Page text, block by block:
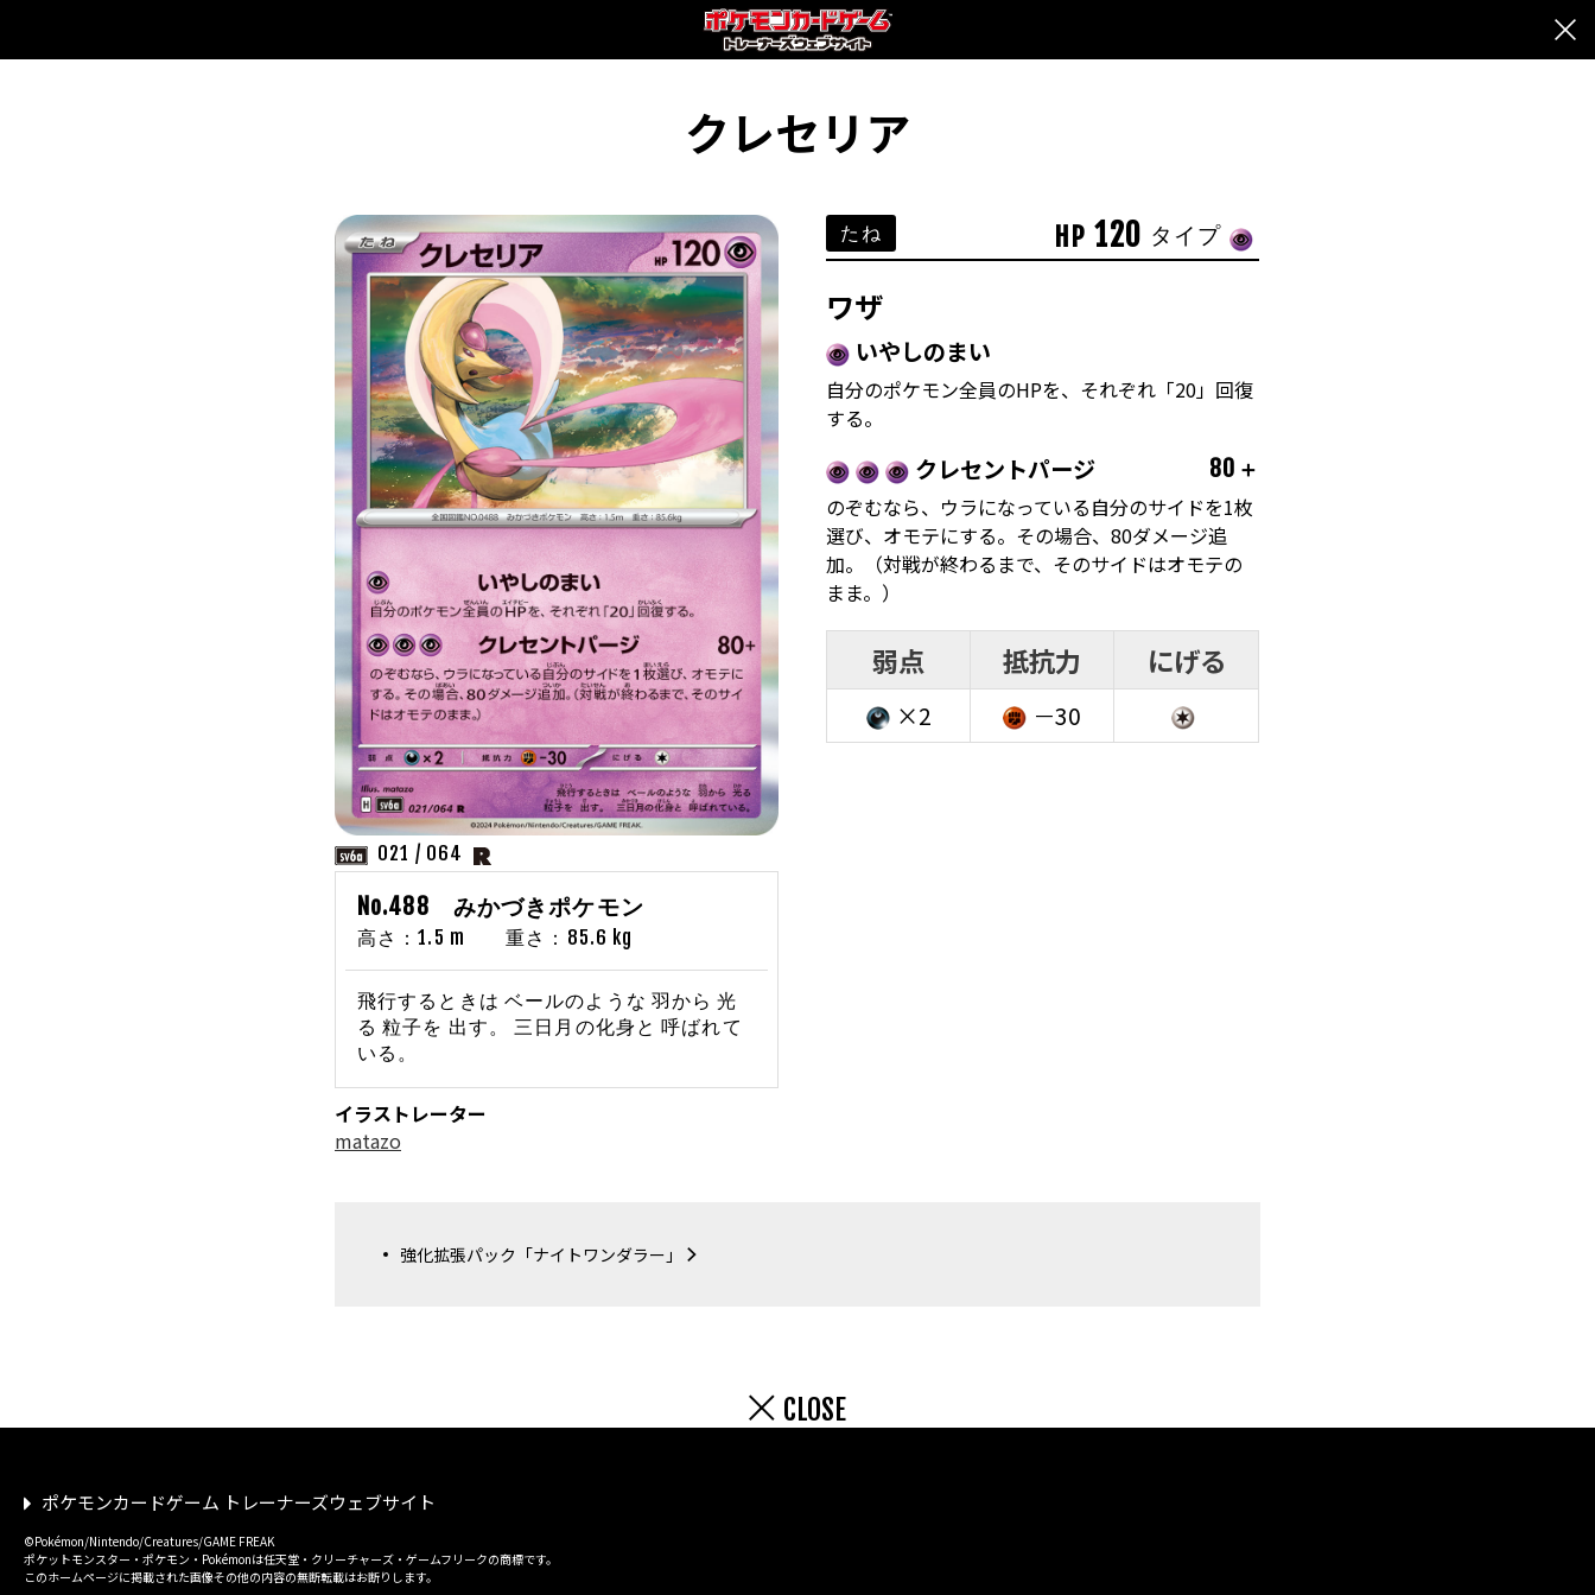
クレセリア
021 / 064
No.488 みかづきポケモン
高さ：1.5 m 重さ：85.6 kg
飛行するときは ベールのような 羽から 光
る 粒子を 出す。 三日月の化身と 呼ばれて
いる。
イラストレーター
matazo
たね HP 120 タイプ
ワザ
いやしのまい
自分のポケモン全員のHPを、それぞれ「20」回復
する。
クレセントパージ
80＋
のぞむなら、ウラになっている自分のサイドを1枚
選び、オモテにする。その場合、80ダメージ追
加。（対戦が終わるまで、そのサイドはオモテの
まま。）
弱点 抵抗力 にげる
×2 －30
強化拡張パック「ナイトワンダラー」
CLOSE
ポケモンカードゲーム トレーナーズウェブサイト
©Pokémon/Nintendo/Creatures/GAME FREAK
ポケットモンスター・ポケモン・Pokémonは任天堂・クリーチャーズ・ゲームフリークの商標です。
このホームページに掲載された画像その他の内容の無断転載はお断りします。